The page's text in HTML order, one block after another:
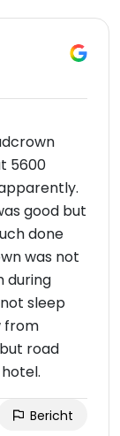
5600
good but
done
was not
during
sleep
from
road
Bericht